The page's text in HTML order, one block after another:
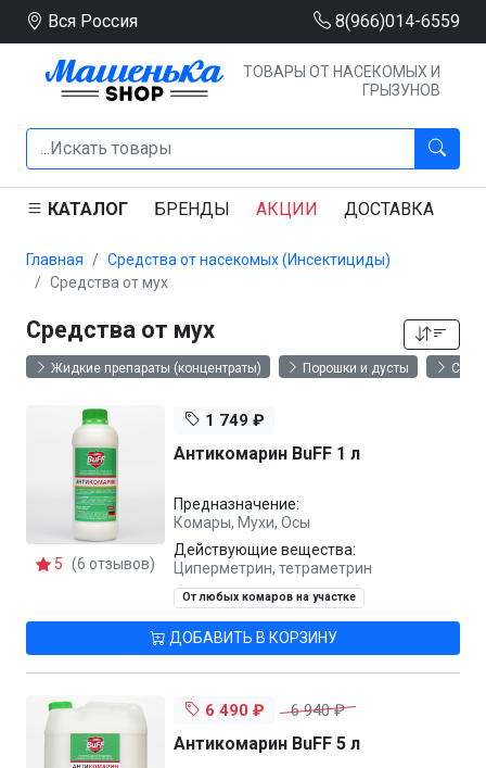
Вся Россия 8(966)014-6559
ТОВАРЫ ОТ НАСЕКОМЫХ И
ГРЫЗУНОВ
КАТАЛОГ БРЕНДЫ АКЦИИ ДОСТАВКА
Главная
Средства от насекомых (Инсектициды)
Средства от мух
Средства от мух
Жидкие препараты (концентраты) Порошки и дусты
5 (6 отзывов)
1 749 ₽
Антикомарин BuFF 1 л
Предназначение:
Комары, Мухи, Осы
Действующие вещества:
Циперметрин, тетраметрин
От любых комаров на участке
ДОБАВИТЬ В КОРЗИНУ
6 490 ₽ 6 940 ₽
Антикомарин BuFF 5 л